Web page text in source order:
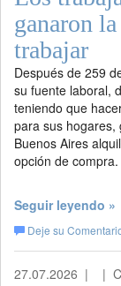
ganaron
trabajar
Después de 259
su fuente laboral,
teniendo que
para sus hogares,
Buenos Aires
opción de compra.
Seguir leyendo »
Deje su
27.07.2026 | |